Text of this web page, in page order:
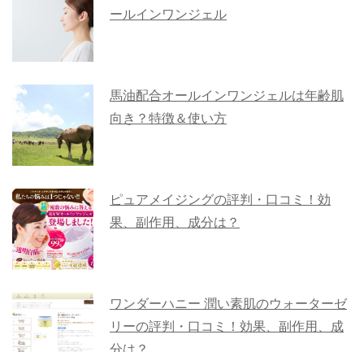
ールインワンジェル
馬油配合オールインワンジェルは年齢肌
向き？特徴＆使い方
ピュアメイジングの評判・口コミ！効
果、副作用、成分は？
ワンダーハニー 潤い素肌のウォーターゼ
リーの評判・口コミ！効果、副作用、成